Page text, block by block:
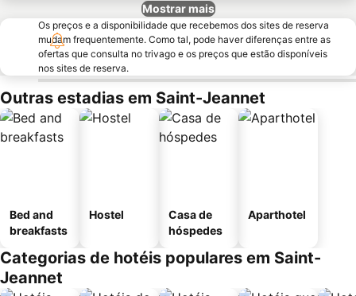
Mostrar mais
Os preços e a disponibilidade que recebemos dos sites de reserva
mudam frequentemente. Como tal, pode haver diferenças entre as
ofertas que consulta no trivago e os preços que estão disponíveis
nos sites de reserva.
Outras estadias em Saint-Jeannet
Bed and
breakfasts
Hostel
Casa de
hóspedes
Aparthotel
Categorias de hotéis populares em Saint-
Jeannet